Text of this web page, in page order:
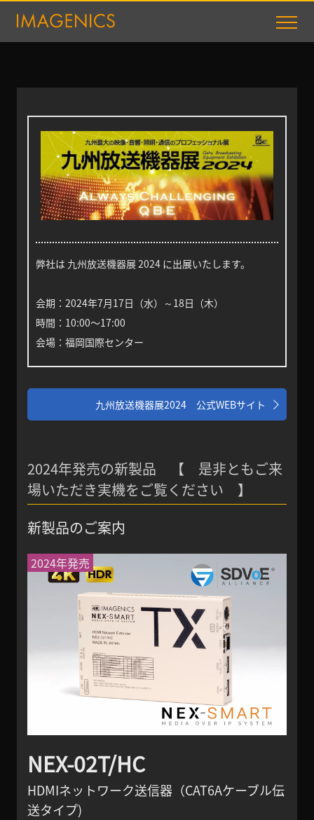
弊社は 九州放送機器展 2024 に出展いたします。
会期：2024年7月17日（水）～18日（木）
時間：10:00〜17:00
会場：福岡国際センター
九州放送機器展2024 公式WEBサイト
2024年発売の新製品 【 是非ともご来
場いただき実機をご覧ください 】
新製品のご案内
2024年発売
NEX-02T/HC
HDMIネットワーク送信器（CAT6Aケーブル伝
送タイプ)